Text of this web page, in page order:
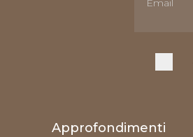
Approfondimenti